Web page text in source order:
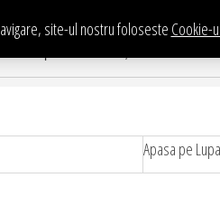
site-ul nostru foloseste Cookie-
in Showroom eHuse.ro
Apasa pe Lupa